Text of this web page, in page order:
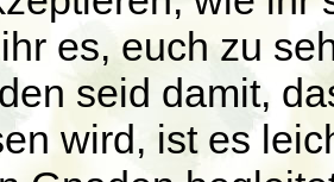
es, euch zu
seid damit,
wird, ist es